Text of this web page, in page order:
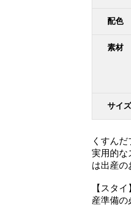
配色
素材
サイ
くすん
実用的な
は出産の
【スタ
産準備の